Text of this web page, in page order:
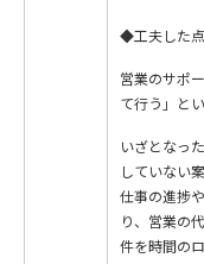
◆工夫した点
営業のサポ
て⾏う」と
いざとなっ
していない
仕事の進捗
り、営業の
件を時間の